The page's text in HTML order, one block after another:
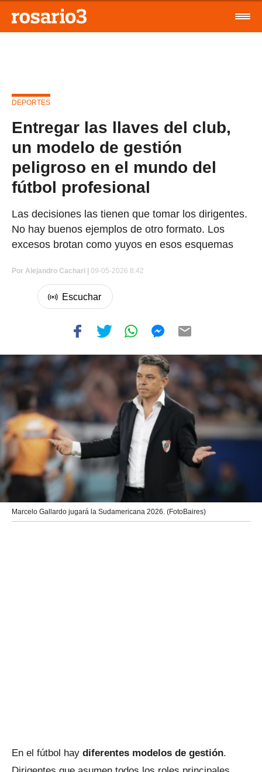
DEPORTES
Entregar las llaves del club,
un modelo de gestión
peligroso en el mundo del
fútbol profesional
Las decisiones las tienen que tomar los dirigentes.
No hay buenos ejemplos de otro formato. Los
excesos brotan como yuyos en esos esquemas
Por Alejandro Cachari | 09-05-2026 8:42
Marcelo Gallardo jugará la Sudamericana 2026. (FotoBaires)
En el fútbol hay diferentes modelos de gestión.